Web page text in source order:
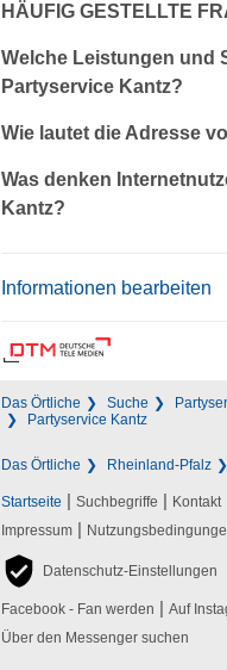
HÄUFIG GESTELLTE
Welche Leistungen und
Partyservice Kantz?
Wie lautet die Adresse
Was denken
Kantz?
Informationen bearbeiten
Das Örtliche Suche
Partyservice Kantz
Das Örtliche Rheinland-Pfalz
Startseite | Suchbegriffe | Kontakt
Impressum |
Datenschutz-Einstellungen
Facebook - Fan werden | Auf
Über den Messenger suchen